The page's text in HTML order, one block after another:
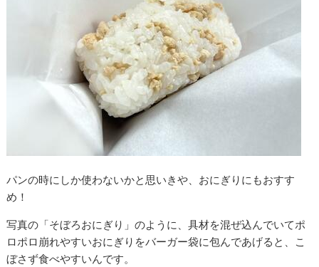
パンの時にしか使わないかと思いきや、おにぎりにもおすす
め！
写真の「そぼろおにぎり」のように、具材を混ぜ込んでいてポ
ロポロ崩れやすいおにぎりをバーガー袋に包んであげると、こ
ぼさず食べやすいんです。